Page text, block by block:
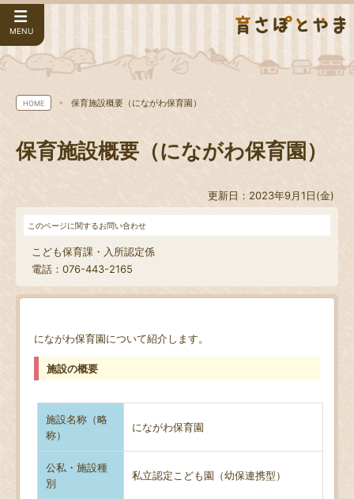
MENU
HOME 保育施設概要（にながわ保育園）
保育施設概要（にながわ保育園）
更新日：2023年9月1日(金)
このページに関するお問い合わせ
こども保育課・入所認定係
電話：076-443-2165
にながわ保育園について紹介します。
施設の概要
施設名称（略
称）
にながわ保育園
公私・施設種
別
私立認定こども園（幼保連携型）